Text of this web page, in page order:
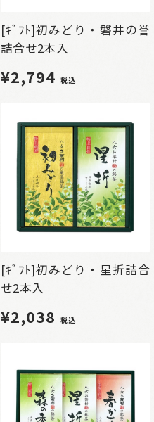
[ｷﾞﾌﾄ]初みどり・磐井の誉
詰合せ2本入
¥2,794 税込
[ｷﾞﾌﾄ]初みどり・星折詰合
せ2本入
¥2,038 税込